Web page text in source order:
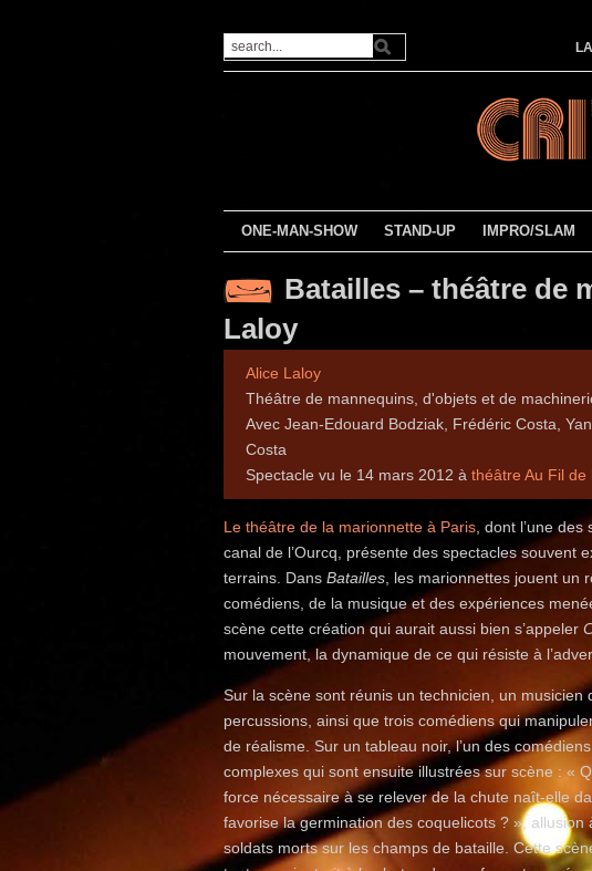
ONE-MAN-SHOW STAND-UP IMPRO/SLAM
Batailles – théâtre de
Laloy
Alice Laloy
Théâtre de mannequins, d'objets et de
Avec Jean-Edouard Bodziak, Frédéric Costa,
Costa
Spectacle vu le 14 mars 2012 à théâtre Au Fil
Le théâtre de la marionnette à Paris, dont l’une
canal de l’Ourcq, présente des spectacles souvent
terrains. Dans Batailles, les marionnettes jouent un
comédiens, de la musique et des expériences
scène cette création qui aurait aussi bien s’appeler
mouvement, la dynamique de ce qui résiste à
Sur la scène sont réunis un technicien, un
percussions, ainsi que trois comédiens qui
de réalisme. Sur un tableau noir, l’un des
complexes qui sont ensuite illustrées sur scène : «
force nécessaire à se relever de la chute naît-elle
favorise la germination des coquelicots ? », allusion
soldats morts sur les champs de bataille. Cette